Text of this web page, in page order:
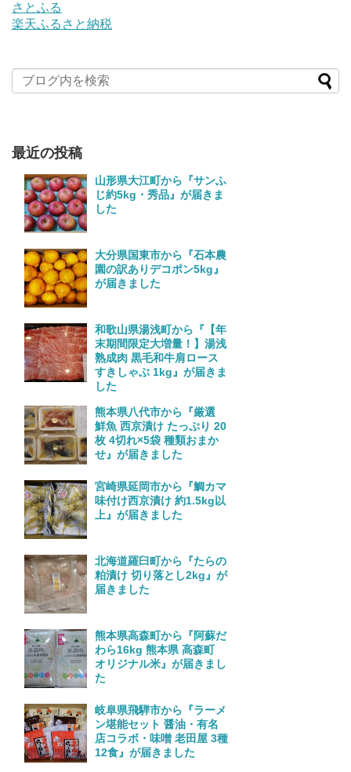
さとふる
楽天ふるさと納税
最近の投稿
山形県大江町から『サンふ
じ約5kg・秀品』が届きま
した
大分県国東市から『石本農
園の訳ありデコポン5kg』
が届きました
和歌山県湯浅町から『【年
末期間限定大増量！】湯浅
熟成肉 黒毛和牛肩ロース
すきしゃぶ 1kg』が届きま
した
熊本県八代市から『厳選
鮮魚 西京漬け たっぷり 20
枚 4切れ×5袋 種類おまか
せ』が届きました
宮崎県延岡市から『鯛カマ
味付け西京漬け 約1.5kg以
上』が届きました
北海道羅臼町から『たらの
粕漬け 切り落とし2kg』が
届きました
熊本県高森町から『阿蘇だ
わら16kg 熊本県 高森町
オリジナル米』が届きまし
た
岐阜県飛騨市から『ラーメ
ン堪能セット 醤油・有名
店コラボ・味噌 老田屋 3種
12食』が届きました